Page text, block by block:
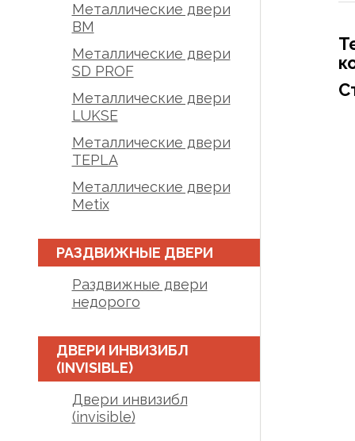
Металлические двери
BM
Металлические двери
SD PROF
Металлические двери
LUKSE
Металлические двери
TEPLA
Металлические двери
Metix
РАЗДВИЖНЫЕ ДВЕРИ
Раздвижные двери
недорого
ДВЕРИ ИНВИЗИБЛ
(INVISIBLE)
Двери инвизибл
(invisible)